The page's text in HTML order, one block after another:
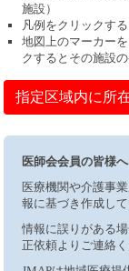
施設）
凡例をクリックす
地図上のマーカー
クするとその施設
指定区域内に所
医師会会員の皆様へ
医療機関や介護事
報に基づき作成して
情報に誤りがある
正依頼よりご連絡く